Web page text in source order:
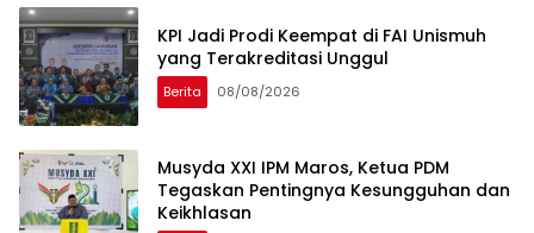
KPI Jadi Prodi Keempat di FAI Unismuh
yang Terakreditasi Unggul
Berita 08/08/2026
Musyda XXI IPM Maros, Ketua PDM
Tegaskan Pentingnya Kesungguhan dan
Keikhlasan